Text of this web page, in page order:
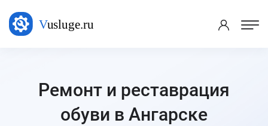
Ремонт и реставрация
обуви в Ангарске